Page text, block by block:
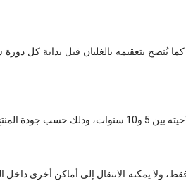
بتعقيمه بالغليان قبل بداية كل دورة
ولا يمكنه الانتقال إلى أماكن أخرى داخل